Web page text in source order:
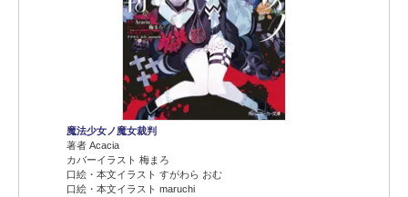
魔法少女ノ魔女裁判
著者 Acacia
カバーイラスト 梅まろ
口絵・本文イラスト すがわら おむ
口絵・本文イラスト maruchi